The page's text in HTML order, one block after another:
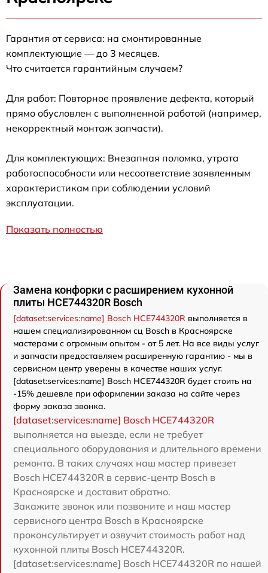
Гарантия от сервиса: на смонтированные
комплектующие — до 3 месяцев.
Что считается гарантийным случаем?
Для работ: Повторное проявление дефекта, который
прямо обусловлен с выполненной работой (например,
некорректный монтаж запчасти).
Для комплектующих: Внезапная поломка, утрата
работоспособности или несоответствие заявленным
характеристикам при соблюдении условий
эксплуатации.
Показать полностью
Замена конфорки с расширением кухонной
плиты HCE744320R Bosch
[dataset:services:name] Bosch HCE744320R выполняется в
нашем специализированном сц Bosch в Красноярске
мастерами с огромным опытом - от 5 лет. На все виды услуг
и запчасти предоставляем расширенную гарантию - мы в
сервисном центр уверены в качестве наших услуг.
[dataset:services:name] Bosch HCE744320R будет стоить на
-15% дешевле при оформлении заказа на сайте через
форму заказа звонка.
[dataset:services:name] Bosch HCE744320R
выполняется на выезде, если не требует
специального оборудования и длительного времени
ремонта. В таких случаях наш мастер привезет
Bosch HCE744320R в сервис-центр Bosch в
Красноярске и доставит обратно.
Закажите звонок или позвоните и наш мастер
сервисного центра Bosch в Красноярске
проконсультирует и озвучит стоимость работ над
кухонной плиты Bosch HCE744320R.
[dataset:services:name] Bosch HCE744320R по нашей